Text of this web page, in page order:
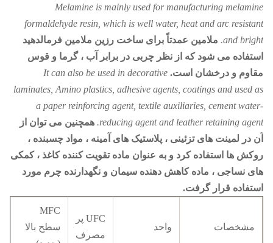
Melamine is mainly used for manufacturing melamine
formaldehyde resin, which is well water, heat and arc resistant
and bright. ملامین عمدتاً برای ساخت رزین ملامین فرمالدهید
استفاده می شود که از نظر چربی در برابر آب ، گرما و قوس
مقاوم و درخشان است. It can also be used in decorative
laminates, Amino plastics, adhesive agents, coatings and used as
a paper reinforcing agent, textile auxiliaries, cement water-
reducing agent and leather retaining agent. همچنین می توان از
آن در لمینت های تزئینی ، پلاستیک های آمینه ، مواد چسبنده ،
روکش ها استفاده کرد و به عنوان ماده تقویت کننده کاغذ ، کمکی
های نساجی ، ماده کاهش دهنده سیمان و نگهدارنده چرم مورد
استفاده قرار گرفت.
مشخصات واحد
UFC پر
مصرف
MFC
سطح بالا